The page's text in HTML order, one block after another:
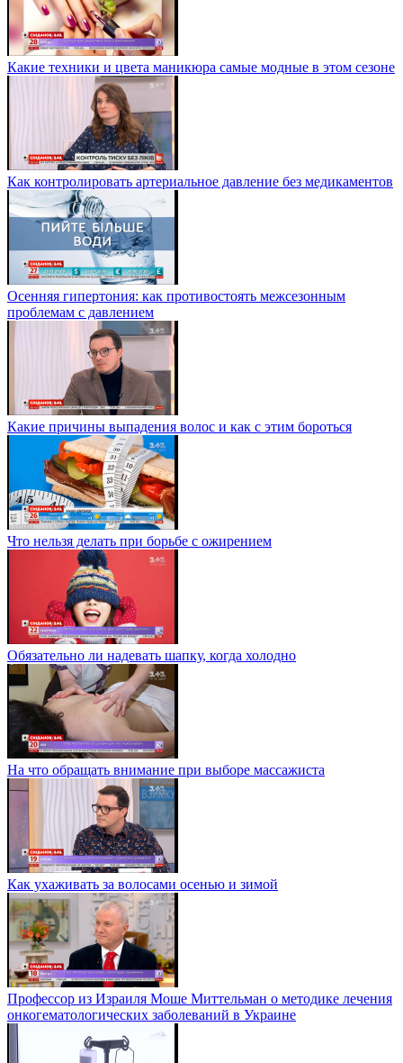
Какие техники и цвета маникюра самые модные в этом сезоне
Как контролировать артериальное давление без медикаментов
Осенняя гипертония: как противостоять межсезонным
проблемам с давлением
Какие причины выпадения волос и как с этим бороться
Что нельзя делать при борьбе с ожирением
Обязательно ли надевать шапку, когда холодно
На что обращать внимание при выборе массажиста
Как ухаживать за волосами осенью и зимой
Профессор из Израиля Моше Миттельман о методике лечения
онкогематологических заболеваний в Украине